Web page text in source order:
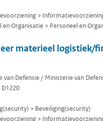
>
Organisatie > Personeel en
materieel logistiek/
van Defensie / Ministerie van
> Beveiliging(security)
>